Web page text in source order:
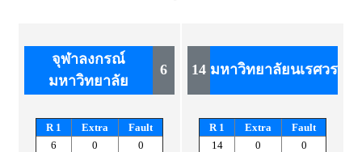
จุฬาลงกรณ์
มหาวิทยาลัย
6
R 1 Extra
Fault
6
0 0
14 มหาวิทยาลัยนเรศวร
R 1 Extra
Fault
14
0 0